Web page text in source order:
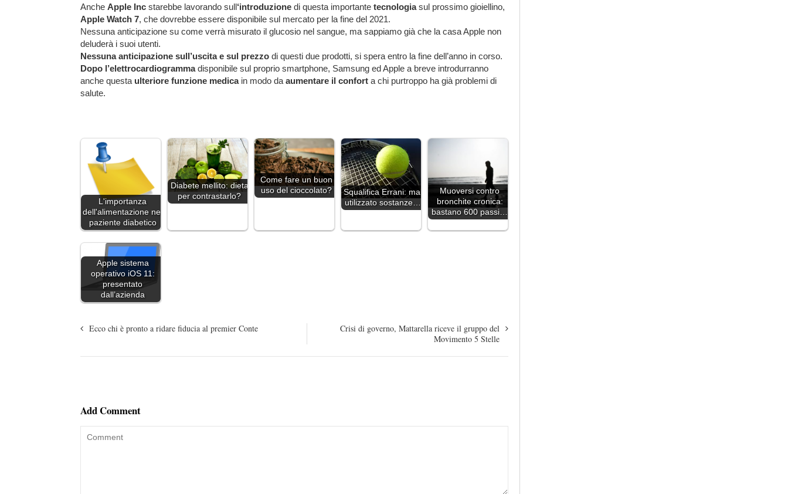
Anche Apple Inc starebbe lavorando sull‘introduzione di questa importante tecnologiasul prossimo gioiellino,
Apple Watch 7, che dovrebbe essere disponibile sul mercato per la fine del 2021.
Nessuna anticipazione su come verrà misurato il glucosio nel sangue, ma sappiamo già che la casa Apple non
deluderà i suoi utenti.
Nessuna anticipazione sull’uscita e sul prezzo di questi due prodotti, si spera entro la fine dell’anno in corso.
Dopo l’elettrocardiogrammadisponibile sul proprio smartphone, Samsung ed Apple a breve introdurranno
anche questa ulteriore funzione medicain modo da aumentare il confort a chi purtroppo ha già problemi di
salute.
L'importanza
dell'alimentazione nel
paziente diabetico
Diabete mellito: dieta
per contrastarlo?
Come fare un buon
uso del cioccolato?
Squalifica Errani: mai
utilizzato sostanze…
Muoversi contro
bronchite cronica:
bastano 600 passi…
Apple sistema
operativo iOS 11:
presentato
dall’azienda
Ecco chi è pronto a ridare fiducia al premier Conte
Crisi di governo, Mattarella riceve il gruppo del
Movimento 5 Stelle
Add Comment